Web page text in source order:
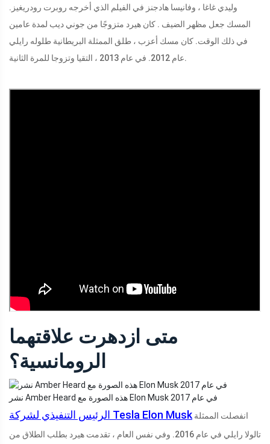
وليدي غاغا ، وفانيسا هادجنز في الفيلم الذي أخرجه روبرت رودريغيز.
المسك جعل مظهر الضيف . كان هيرد متزوجًا من جوني ديب لمدة عامين
في ذلك الوقت. كان مسك أعزب ، طلق الممثلة البريطانية طلوله رايلي
عام 2012. في عام 2013 ، التقيا وتزوجا للمرة الثانية.
متى ازدهرت علاقتهما
الرومانسية؟
نشر Amber Heard هذه الصورة مع Elon Musk في عام 2017
الرئيس التنفيذي لشركة Tesla Elon Musk
تالولا رايلي في عام 2016. وفي نفس العام ، تقدمت هيرد بطلب الطلاق من